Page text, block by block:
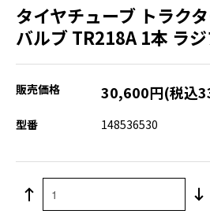
タイヤチューブ トラク
バルブ TR218A 1本 ラ
販売価格 30,600円(税込
型番 148536530